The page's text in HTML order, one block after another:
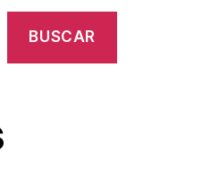
BUSCAR